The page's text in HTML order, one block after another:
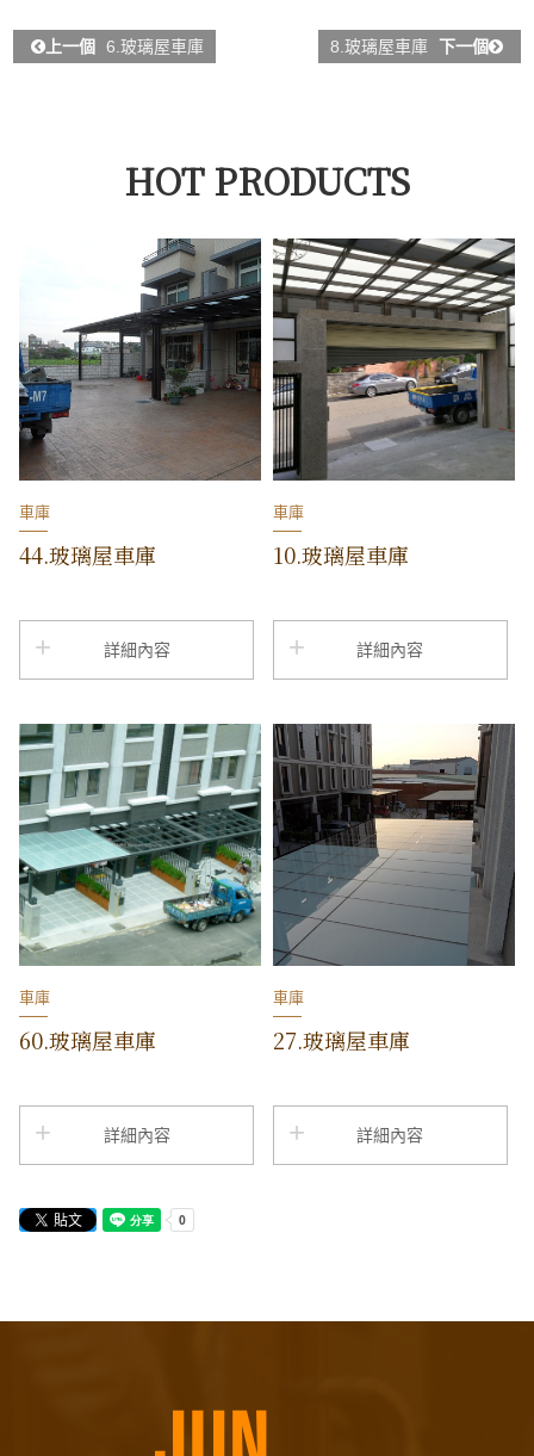
上一個 6.玻璃屋車庫 8.玻璃屋車庫 下一個
HOT PRODUCTS
車庫
44.玻璃屋車庫
詳細內容
車庫
10.玻璃屋車庫
詳細內容
車庫
60.玻璃屋車庫
詳細內容
車庫
27.玻璃屋車庫
詳細內容